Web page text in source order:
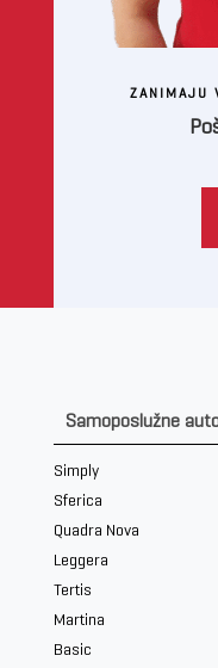
ZANIMAJU
Samoposlužne
Simply
Sferica
Quadra Nova
Leggera
Tertis
Martina
Basic